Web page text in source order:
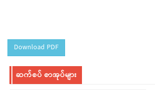
Download PDF
ဆက်စပ် စာအုပ်များ